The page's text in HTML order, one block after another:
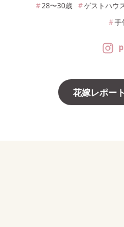
28〜30歳 ゲストハウ
手
花嫁レポート